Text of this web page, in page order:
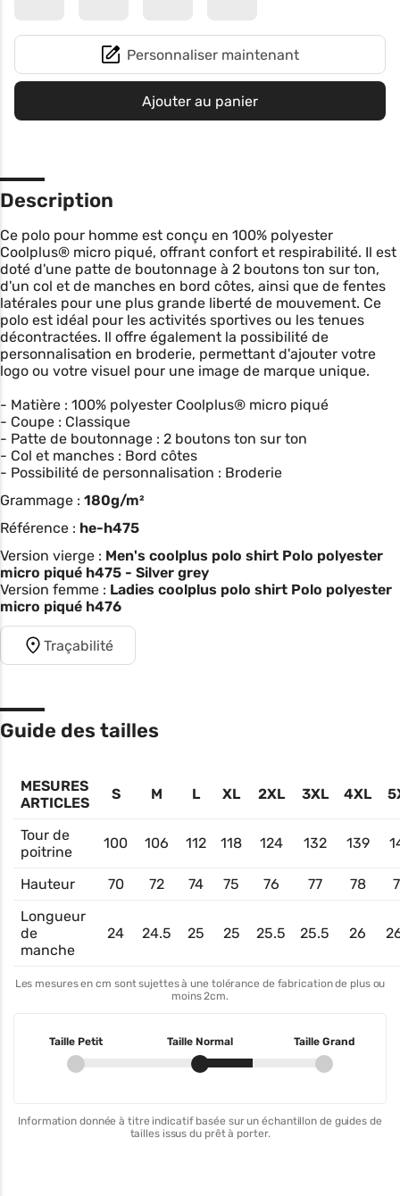
Personnaliser maintenant
Ajouter au panier
Description
Ce polo pour homme est conçu en 100% polyester
Coolplus® micro piqué, offrant confort et respirabilité. Il est
doté d'une patte de boutonnage à 2 boutons ton sur ton,
d'un col et de manches en bord côtes, ainsi que de fentes
latérales pour une plus grande liberté de mouvement. Ce
polo est idéal pour les activités sportives ou les tenues
décontractées. Il offre également la possibilité de
personnalisation en broderie, permettant d'ajouter votre
logo ou votre visuel pour une image de marque unique.
- Matière : 100% polyester Coolplus® micro piqué
- Coupe : Classique
- Patte de boutonnage : 2 boutons ton sur ton
- Col et manches : Bord côtes
- Possibilité de personnalisation : Broderie
Grammage : 180g/m²
Référence : he-h475
Version vierge : Men's coolplus polo shirt Polo polyester
micro piqué h475 - Silver grey
Version femme : Ladies coolplus polo shirt Polo polyester
micro piqué h476
Traçabilité
Guide des tailles
MESURES
ARTICLES
S M L XL 2XL 3XL 4XL
Tour de
poitrine
100 106 112 118 124 132 139
Hauteur 70 72 74 75 76 77 78
Longueur
de
manche
24 24.5 25 25 25.5 25.5 26
Les mesures en cm sont sujettes à une tolérance de fabrication de plus ou
moins 2cm.
Taille Petit Taille Normal Taille Grand
Information donnée à titre indicatif basée sur un échantillon de guides de
tailles issus du prêt à porter.